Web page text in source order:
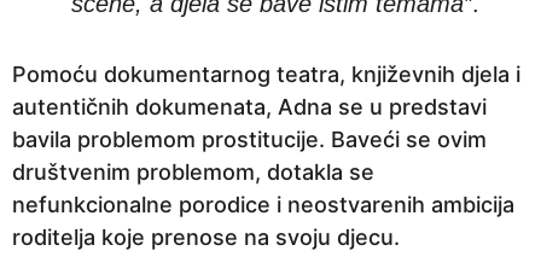
Pomoću dokumentarnog teatra, književnih djela i
autentičnih dokumenata, Adna se u predstavi
bavila problemom prostitucije. Baveći se ovim
društvenim problemom, dotakla se
nefunkcionalne porodice i neostvarenih ambicija
roditelja koje prenose na svoju djecu.